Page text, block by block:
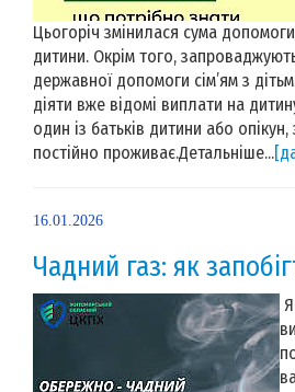
Цьогоріч змінилася сума
дитини. Окрім того,
державної допомоги сім’ям з
діяти вже відомі виплати на
один із батьків дитини або
постійно проживає.Детальніше...
16.01.2026
Чадний газ: як